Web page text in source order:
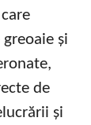
și
de
și